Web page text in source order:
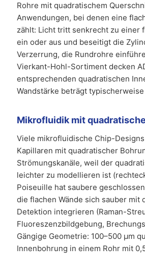
Rohre mit quadratischem
Anwendungen, bei denen eine
zählt: Licht tritt senkrecht zu einer
ein oder aus und beseitigt die
Verzerrung, die Rundrohre
Vierkant-Hohl-Sortiment decken
entsprechenden quadratischen
Wandstärke beträgt typischerweise
Mikrofluidik mit
Viele mikrofluidische Chip-
Kapillaren mit quadratischer
Strömungskanäle, weil der
leichter zu modellieren ist
Poiseuille hat saubere
die flachen Wände sich sauber mit
Detektion integrieren (Raman-
Fluoreszenzbildgebung,
Gängige Geometrie: 100–500 µm
Innenbohrung in einem Rohr mit